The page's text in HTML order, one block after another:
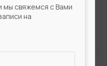
мы свяжемся с Вами
на